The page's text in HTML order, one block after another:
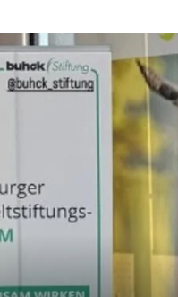
MITsprache
Salon5 in Bergedorf
HipHop Academy
KinderHelden
grenzenlos digital e.V.
Stadtteilmütter
Fußball trifft Kultur